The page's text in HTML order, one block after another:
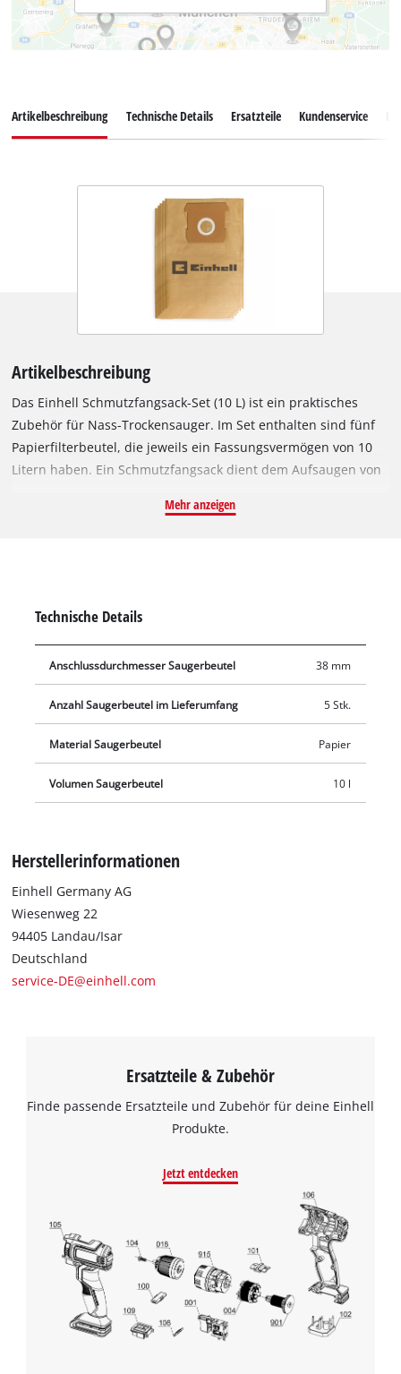
Artikelbeschreibung Technische Details Ersatzteile Kundenservice
Artikelbeschreibung
Das Einhell Schmutzfangsack-Set (10 L) ist ein praktisches
Zubehör für Nass-Trockensauger. Im Set enthalten sind fünf
Papierfilterbeutel, die jeweils ein Fassungsvermögen von 10
Litern haben. Ein Schmutzfangsack dient dem Aufsaugen von
länger erhalten bleibt. Die Saugerbeutel eignen sich nicht
den Fangbehälter eingesetzt und der Saugstutzen wird mit
der Öffnung des Saugerbeutels (Ø 38 mm) verbunden.
Mehr anzeigen
Technische Details
Anschlussdurchmesser Saugerbeutel 38 mm
Anzahl Saugerbeutel im Lieferumfang 5 Stk.
Material Saugerbeutel Papier
Volumen Saugerbeutel 10 l
Herstellerinformationen
Einhell Germany AG
Wiesenweg 22
94405 Landau/Isar
Deutschland
service-DE@einhell.com
Ersatzteile & Zubehör
Finde passende Ersatzteile und Zubehör für deine Einhell
Produkte.
Jetzt entdecken